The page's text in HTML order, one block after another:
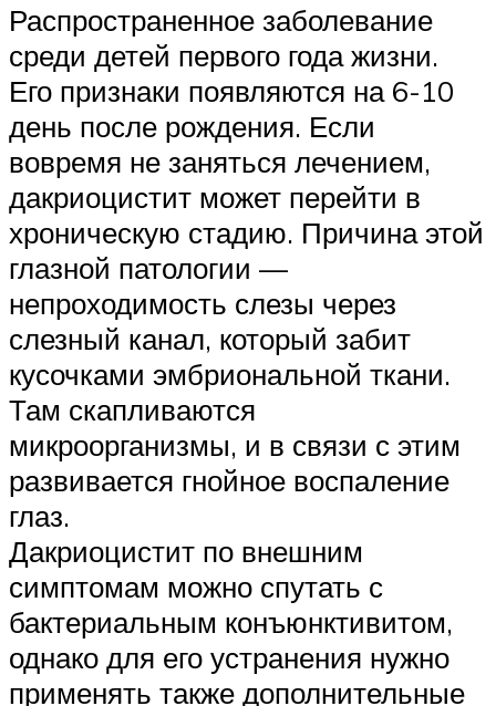
Распространенное заболевание
среди детей первого года жизни.
Его признаки появляются на 6-10
день после рождения. Если
вовремя не заняться лечением,
дакриоцистит может перейти в
хроническую стадию. Причина этой
глазной патологии —
непроходимость слезы через
слезный канал, который забит
кусочками эмбриональной ткани.
Там скапливаются
микроорганизмы, и в связи с этим
развивается гнойное воспаление
глаз.
Дакриоцистит по внешним
симптомам можно спутать с
бактериальным конъюнктивитом,
однако для его устранения нужно
применять также дополнительные